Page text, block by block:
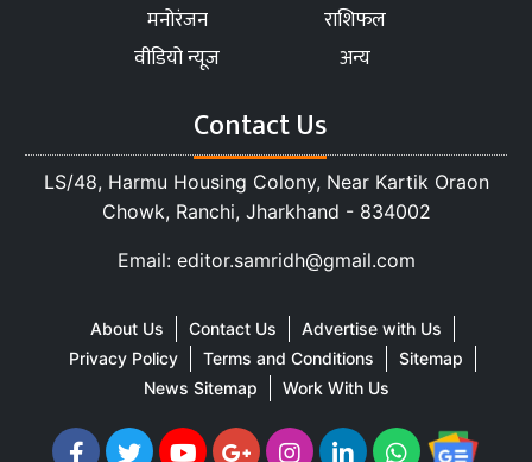
मनोरंजन
राशिफल
वीडियो न्यूज
अन्य
Contact Us
LS/48, Harmu Housing Colony, Near Kartik Oraon
Chowk, Ranchi, Jharkhand - 834002
Email: editor.samridh@gmail.com
About Us Contact Us
Advertise with Us
Privacy Policy
Terms and Conditions
Sitemap
News Sitemap
Work With Us